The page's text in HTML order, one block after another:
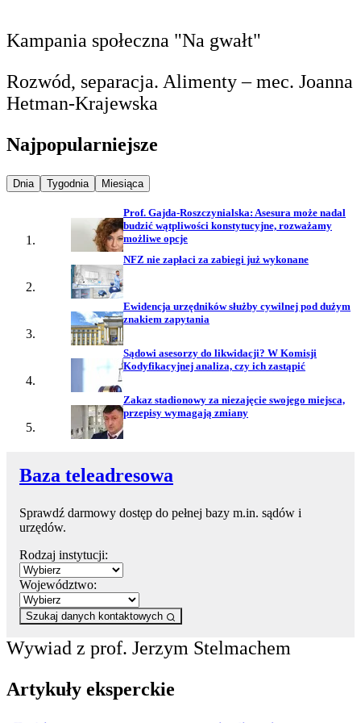
Kampania społeczna "Na gwałt"
Rozwód, separacja. Alimenty – mec. Joanna
Hetman-Krajewska
Najpopularniejsze
Najpopularniejsze wiadomości z
Dnia Najpopularniejsze wiadomości z
Tygodnia Najpopularniejsze wiadomości z
Miesiąca
Prof. Gajda-Roszczynialska: Asesura może nadal
budzić wątpliwości konstytucyjne, rozważamy
możliwe opcje
NFZ nie zapłaci za zabiegi już wykonane
Ewidencja urzędników służby cywilnej pod dużym
znakiem zapytania
Sądowi asesorzy do likwidacji? W Komisji
Kodyfikacyjnej analiza, czy ich zastąpić
Zakaz stadionowy za niezajęcie swojego miejsca,
przepisy wymagają zmiany
Baza teleadresowa
Sprawdź darmowy dostęp do pełnej bazy m.in. sądów i
urzędów.
Rodzaj instytucji:
Województwo:
Szukaj danych kontaktowych
Wywiad z prof. Jerzym Stelmachem
Artykuły eksperckie